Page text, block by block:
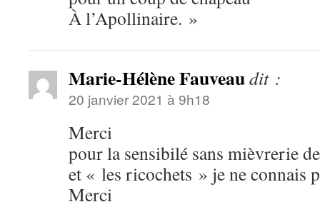
À l’Apollinaire. »
Marie-Hélène Fauveaudit :
20 janvier 2021 à 9h18
Merci
pour la sensibilé sans mièvrerie
et « les ricochets » je ne connais
Merci